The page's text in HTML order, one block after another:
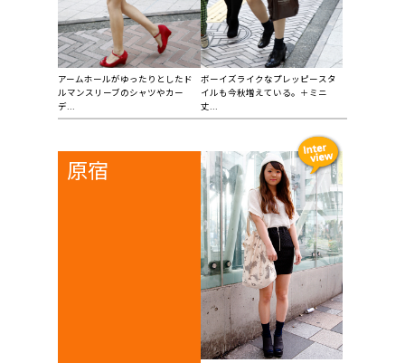
アームホールがゆったりとしたド
ルマンスリーブのシャツやカー
デ...
ボーイズライクなプレッピースタ
イルも今秋増えている。＋ミニ
丈...
原宿